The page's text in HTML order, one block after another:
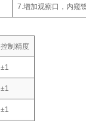
7.增加观察口，内窥
控制精度
±1
±1
±1